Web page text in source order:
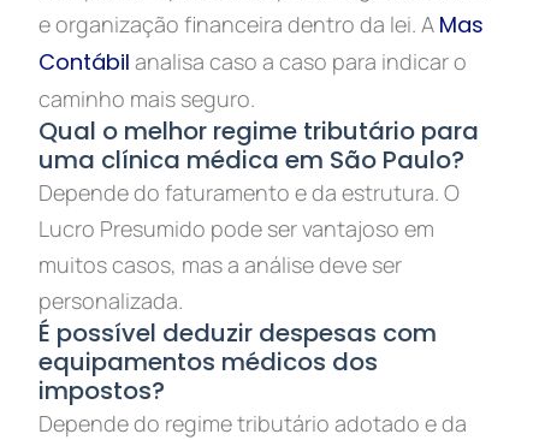
e organização financeira dentro da lei. A Mas
Contábil analisa caso a caso para indicar o
caminho mais seguro.
Qual o melhor regime tributário para
uma clínica médica em São Paulo?
Depende do faturamento e da estrutura. O
Lucro Presumido pode ser vantajoso em
muitos casos, mas a análise deve ser
personalizada.
É possível deduzir despesas com
equipamentos médicos dos
impostos?
Depende do regime tributário adotado e da